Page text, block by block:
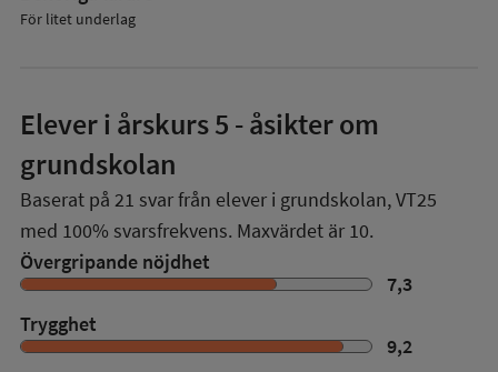
För litet underlag
Elever i årskurs 5 - åsikter om
grundskolan
Baserat på 21 svar från elever i grundskolan,VT25
med 100% svarsfrekvens. Maxvärdet är 10.
Övergripande nöjdhet
7,3
Trygghet
9,2